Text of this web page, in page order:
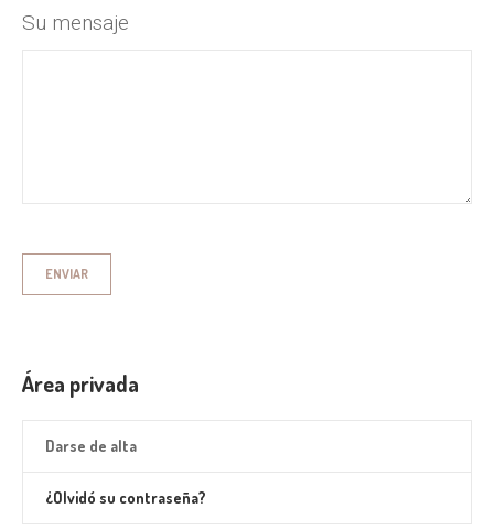
Su mensaje
Área privada
Darse de alta
¿Olvidó su contraseña?